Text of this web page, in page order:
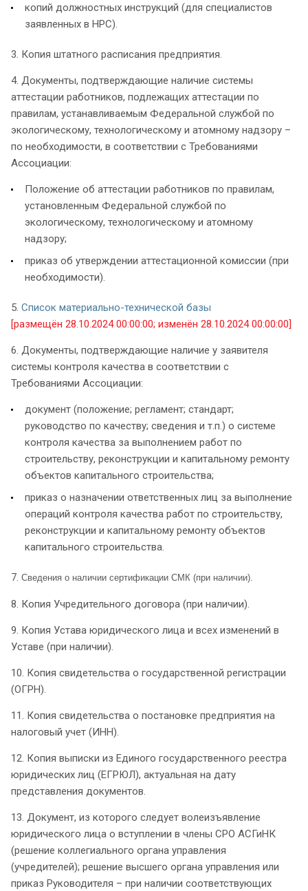
копий должностных инструкций (для специалистов
заявленных в НРС).
3. Копия штатного расписания предприятия.
4. Документы, подтверждающие наличие системы
аттестации работников, подлежащих аттестации по
правилам, устанавливаемым Федеральной службой по
экологическому, технологическому и атомному надзору –
по необходимости, в соответствии с Требованиями
Ассоциации:
Положение об аттестации работников по правилам,
установленным Федеральной службой по
экологическому, технологическому и атомному
надзору;
приказ об утверждении аттестационной комиссии (при
необходимости).
5. Список материально-технической базы
[размещён 28.10.2024 00:00:00; изменён 28.10.2024 00:00:00]
6. Документы, подтверждающие наличие у заявителя
системы контроля качества в соответствии с
Требованиями Ассоциации:
документ (положение; регламент; стандарт;
руководство по качеству; сведения и т.п.) о системе
контроля качества за выполнением работ по
строительству, реконструкции и капитальному ремонту
объектов капитального строительства;
приказ о назначении ответственных лиц за выполнение
операций контроля качества работ по строительству,
реконструкции и капитальному ремонту объектов
капитального строительства.
7. Сведения о наличии сертификации СМК (при наличии).
8. Копия Учредительного договора (при наличии).
9. Копия Устава юридического лица и всех изменений в
Уставе (при наличии).
10. Копия свидетельства о государственной регистрации
(ОГРН).
11. Копия свидетельства о постановке предприятия на
налоговый учет (ИНН).
12. Копия выписки из Единого государственного реестра
юридических лиц (ЕГРЮЛ), актуальная на дату
представления документов.
13. Документ, из которого следует волеизъявление
юридического лица о вступлении в члены СРО АСГиНК
(решение коллегиального органа управления
(учредителей); решение высшего органа управления или
приказ Руководителя – при наличии соответствующих